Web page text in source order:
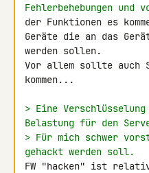
Fehlerbehebungen
der Funktionen es
Geräte die an das
werden sollen.
Vor allem sollte auch
kommen...
> Eine
Belastung für den
> Für mich schwer
gehackt werden soll.
FW "hacken" ist